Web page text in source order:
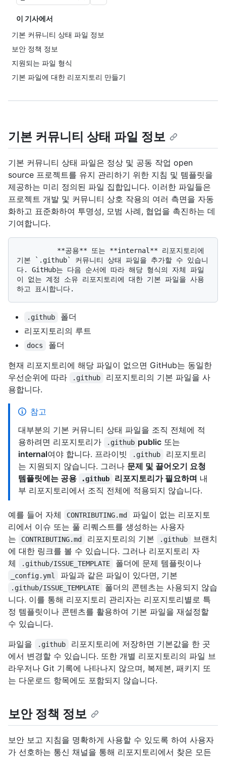
이 기사에서
기본 커뮤니티 상태 파일 정보
보안 정책 정보
지원되는 파일 형식
기본 파일에 대한 리포지토리 만들기
기본 커뮤니티 상태 파일 정보
기본 커뮤니티 상태 파일은 정상 및 공동 작업 open
source 프로젝트를 유지 관리하기 위한 지침 및 템플릿을
제공하는 미리 정의된 파일 집합입니다. 이러한 파일들은
프로젝트 개발 및 커뮤니티 상호 작용의 여러 측면을 자동
화하고 표준화하여 투명성, 모범 사례, 협업을 촉진하는 데
기여합니다.
기본 `.github` 커뮤니티 상태 파일을 추가할 수 있습니
다. GitHub는 다음 순서에 따라 해당 형식의 자체 파일
이 없는 계정 소유 리포지토리에 대한 기본 파일을 사용
.github
폴더
리포지토리의 루트
docs
폴더
현재 리포지토리에 해당 파일이 없으면 GitHub는 동일한
우선순위에 따라
.github
리포지토리의 기본 파일을 사
용합니다.
참고
대부분의 기본 커뮤니티 상태 파일을 조직 전체에 적
용하려면 리포지토리가
.github public또는
internal여야 합니다. 프라이빗 .github
리포지토리
는 지원되지 않습니다. 그러나 문제 및 끌어오기 요청
템플릿에는 공용
.github 리포지토리가 필요하며 내
부 리포지토리에서 조직 전체에 적용되지 않습니다.
예를 들어 자체 CONTRIBUTING.md
파일이 없는 리포지토
리에서 이슈 또는 풀 리퀘스트를 생성하는 사용자
는
CONTRIBUTING.md 리포지토리의 기본 .github
브랜치
에 대한 링크를 볼 수 있습니다. 그러나 리포지토리 자
체
.github/ISSUE_TEMPLATE 폴더에 문제 템플릿이나
_config.yml 파일과 같은 파일이 있다면, 기본
.github/ISSUE_TEMPLATE
폴더의 콘텐츠는 사용되지 않습
니다. 이를 통해 리포지토리 관리자는 리포지토리별로 특
정 템플릿이나 콘텐츠를 활용하여 기본 파일을 재설정할
수 있습니다.
파일을
.github
리포지토리에 저장하면 기본값을 한 곳
에서 변경할 수 있습니다. 또한 개별 리포지토리의 파일 브
라우저나 Git 기록에 나타나지 않으며, 복제본, 패키지 또
는 다운로드 항목에도 포함되지 않습니다.
보안 정책 정보
보안 보고 지침을 명확하게 사용할 수 있도록 하여 사용자
가 선호하는 통신 채널을 통해 리포지토리에서 찾은 모든